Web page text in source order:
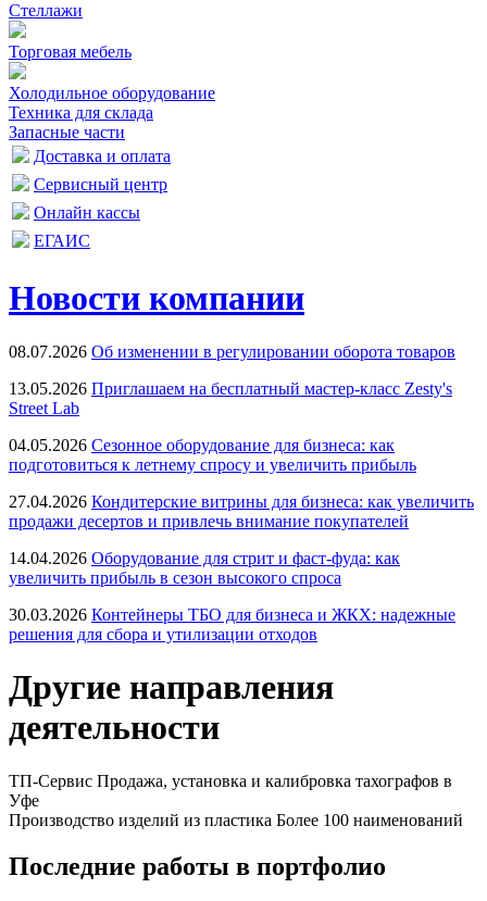
Стеллажи
Торговая мебель
Холодильное оборудование
Техника для склада
Запасные части
Доставка и оплата
Сервисный центр
Онлайн кассы
ЕГАИС
Новости компании
08.07.2026 Об изменении в регулировании оборота товаров
13.05.2026 Приглашаем на бесплатный мастер-класс Zesty's
Street Lab
04.05.2026 Сезонное оборудование для бизнеса: как
подготовиться к летнему спросу и увеличить прибыль
27.04.2026 Кондитерские витрины для бизнеса: как увеличить
продажи десертов и привлечь внимание покупателей
14.04.2026 Оборудование для стрит и фаст-фуда: как
увеличить прибыль в сезон высокого спроса
30.03.2026 Контейнеры ТБО для бизнеса и ЖКХ: надежные
решения для сбора и утилизации отходов
Другие направления
деятельности
ТП-Сервис Продажа, установка и калибровка тахографов в
Уфе
Производство изделий из пластика Более 100 наименований
Последние работы в портфолио